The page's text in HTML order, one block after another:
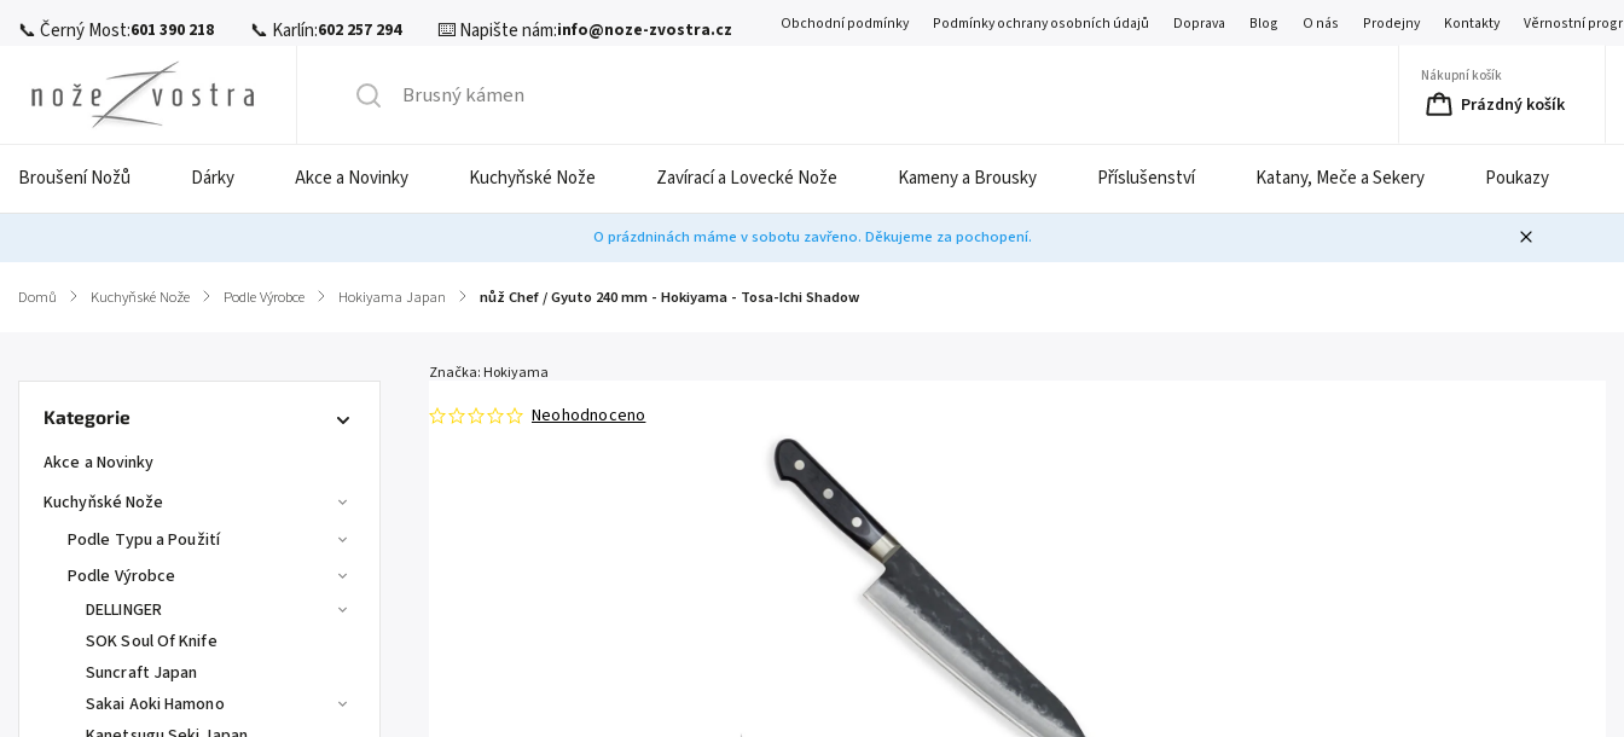
📞 Černý Most:601 390 218 📞 Karlín:602 257 294 ⌨️ Napište nám:info@noze-zvostra.cz Obchodní podmínky Podmínky ochrany osobních údajů Doprava Blog O nás Prodejny Kontakty Věrnostní
Nákupní košík
Prázdný košík
Broušení Nožů Dárky Akce a Novinky Kuchyňské Nože Zavírací a Lovecké Nože Kameny a Brousky Příslušenství Katany, Meče a Sekery Poukazy
O prázdninách máme v sobotu zavřeno. Děkujeme za pochopení.
Domů / Kuchyňské Nože / Podle Výrobce / Hokiyama Japan / nůž Chef / Gyuto 240 mm - Hokiyama - Tosa-Ichi Shadow
Kategorie
Akce a Novinky
Kuchyňské Nože
Podle Typu a Použití
Podle Výrobce
DELLINGER
SOK Soul Of Knife
Suncraft Japan
Sakai Aoki Hamono
Neohodnoceno
Značka: Hokiyama